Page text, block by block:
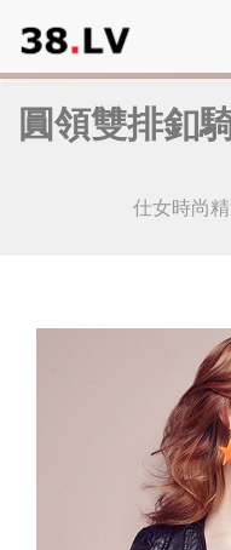
圓領雙排釦
仕女時尚精